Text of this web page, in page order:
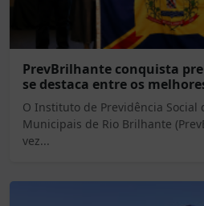
PrevBrilhante conquista
se destaca entre os
O Instituto de Previdência Social
Municipais de Rio Brilhante
vez...